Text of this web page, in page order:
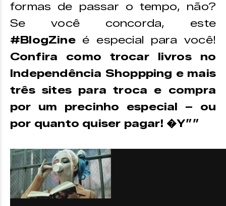
formas de passar o tempo, não?
Se você concorda, este
#BlogZine é especial para você!
Confira como trocar livros no
Independência Shoppping e mais
três sites para troca e compra
por um precinho especial – ou
por quanto quiser pagar! �Y””